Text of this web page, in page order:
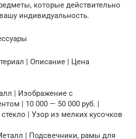
которые действительно
индивидуальность.
| Описание | Цена
| Изображение с
| 10 000 — 50 000 руб. |
| Узор из мелких кусочков
| Подсвечники, рамы для